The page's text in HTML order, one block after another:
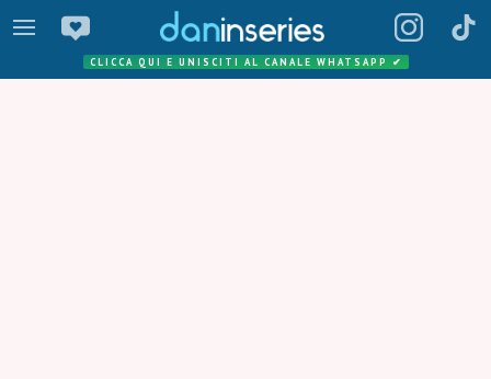
CLICCA QUI E UNISCITI AL CANALE WHATSAPP ✔